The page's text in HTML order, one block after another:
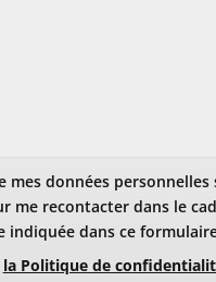
mes données personnelles
me recontacter dans le
indiquée dans ce
la Politique de